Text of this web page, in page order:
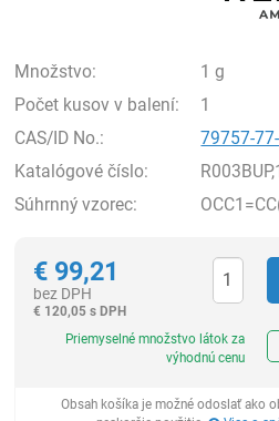
Množstvo:
1 g
Počet kusov v balení:
1
CAS/ID No.:
79757-
Katalógové číslo:
Súhrnný vzorec:
€ 99,21
bez DPH
€ 120,05 s DPH
Priemyselné množstvo látok za
výhodnú cenu
Obsah košíka je možné odoslať ako